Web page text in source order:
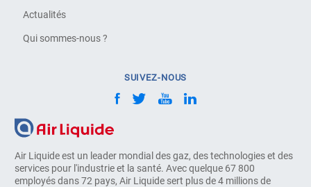
Air Liquide est un leader mondial des gaz, des technologies et des
services pour l'industrie et la santé. Avec quelque 67 800
employés dans 72 pays, Air Liquide sert plus de 4 millions de
Actualités
Qui sommes-nous ?
SUIVEZ-NOUS